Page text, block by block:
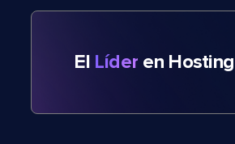
El Líder en